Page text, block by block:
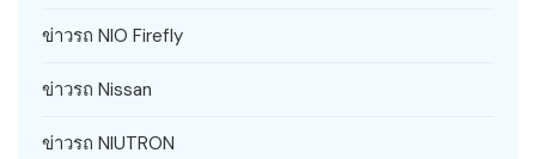
ข่าวรถ NIO Firefly
ข่าวรถ Nissan
ข่าวรถ NIUTRON